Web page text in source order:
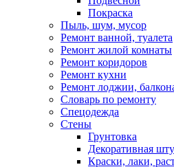
Покраска
Пыль, шум, мусор
Ремонт ванной, туалета
Ремонт жилой комнаты
Ремонт коридоров
Ремонт кухни
Ремонт лоджии,
Словарь по ремонту
Спецодежда
Стены
Грунтовка
Декоративная
Краски, лаки,